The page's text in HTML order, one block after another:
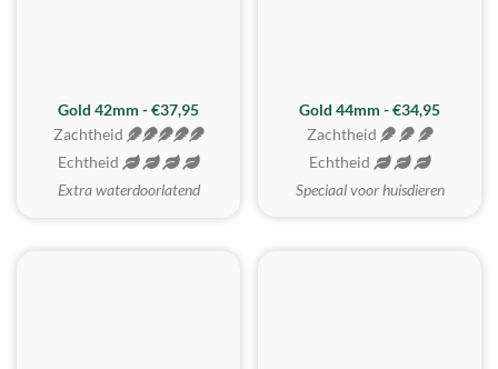
ZACHTSTE
Gold 42mm - €37,95
Zachtheid
Echtheid
Extra waterdoorlatend
Gold 44mm - €34,95
Zachtheid
Echtheid
Speciaal voor huisdieren